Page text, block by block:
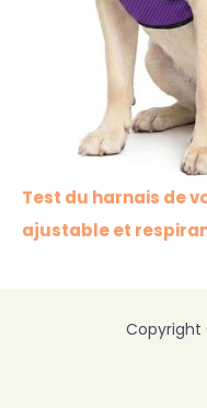
Test du harnais de
ajustable et
Copyright